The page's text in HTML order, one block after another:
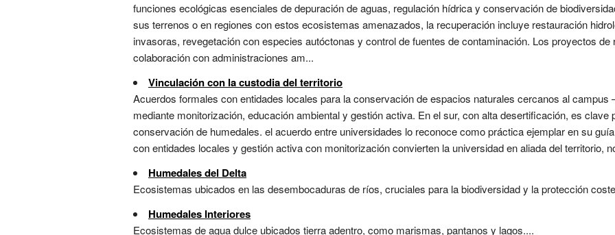
funciones ecológicas esenciales de depuración de aguas, regulación hídrica y conservación de
sus terrenos o en regiones con estos ecosistemas amenazados, la recuperación incluye restauración
invasoras, revegetación con especies autóctonas y control de fuentes de contaminación. Los proyectos
colaboración con administraciones am...
Vinculación con la custodia del territorio
Acuerdos formales con entidades locales para la conservación de espacios naturales cercanos al
mediante monitorización, educación ambiental y gestión activa. En el sur, con alta desertificación, es clave
conservación de humedales. el acuerdo entre universidades lo reconoce como práctica ejemplar en su
con entidades locales y gestión activa con monitorización convierten la universidad en aliada del territorio,
Humedales del Delta
Ecosistemas ubicados en las desembocaduras de ríos, cruciales para la biodiversidad y la protección
Humedales Interiores
Ecosistemas de agua dulce ubicados tierra adentro, como marismas, pantanos y lagos....